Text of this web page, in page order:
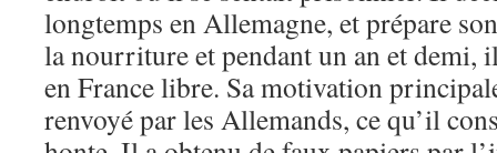
longtemps en Allemagne, et prépare
la nourriture et pendant un an et demi,
en France libre. Sa motivation
renvoyé par les Allemands, ce qu’il